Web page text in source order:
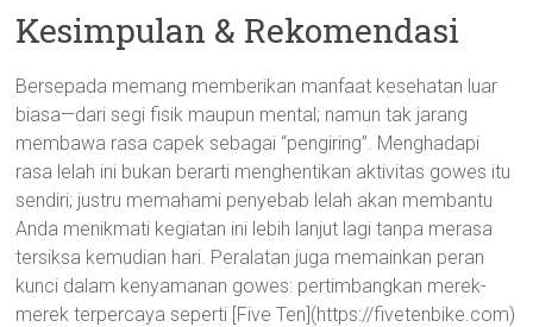
Kesimpulan & Rekomendasi
Bersepada memang memberikan manfaat kesehatan luar
biasa—dari segi fisik maupun mental; namun tak jarang
membawa rasa capek sebagai “pengiring”. Menghadapi
rasa lelah ini bukan berarti menghentikan aktivitas gowes itu
sendiri; justru memahami penyebab lelah akan membantu
Anda menikmati kegiatan ini lebih lanjut lagi tanpa merasa
tersiksa kemudian hari. Peralatan juga memainkan peran
kunci dalam kenyamanan gowes: pertimbangkan merek-
merek terpercaya seperti [Five Ten](https://fivetenbike.com)